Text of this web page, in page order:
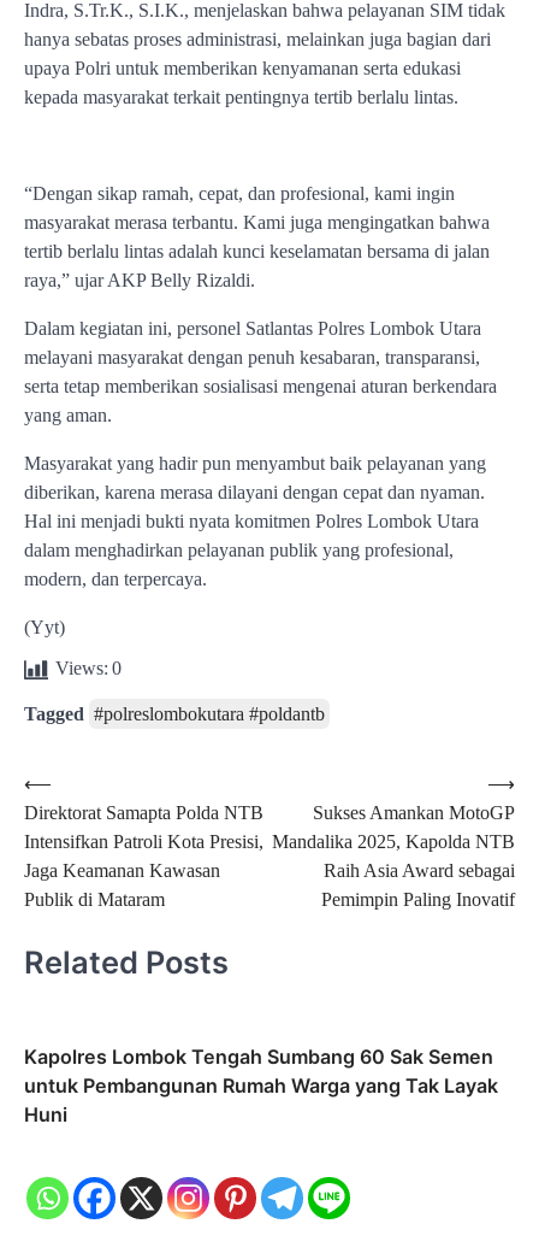
Indra, S.Tr.K., S.I.K., menjelaskan bahwa pelayanan SIM tidak
hanya sebatas proses administrasi, melainkan juga bagian dari
upaya Polri untuk memberikan kenyamanan serta edukasi
kepada masyarakat terkait pentingnya tertib berlalu lintas.
“Dengan sikap ramah, cepat, dan profesional, kami ingin
masyarakat merasa terbantu. Kami juga mengingatkan bahwa
tertib berlalu lintas adalah kunci keselamatan bersama di jalan
raya,” ujar AKP Belly Rizaldi.
Dalam kegiatan ini, personel Satlantas Polres Lombok Utara
melayani masyarakat dengan penuh kesabaran, transparansi,
serta tetap memberikan sosialisasi mengenai aturan berkendara
yang aman.
Masyarakat yang hadir pun menyambut baik pelayanan yang
diberikan, karena merasa dilayani dengan cepat dan nyaman.
Hal ini menjadi bukti nyata komitmen Polres Lombok Utara
dalam menghadirkan pelayanan publik yang profesional,
modern, dan terpercaya.
(Yyt)
Views: 0
Tagged #polreslombokutara #poldantb
Post
navigation
⟵
Direktorat Samapta Polda NTB
Intensifkan Patroli Kota Presisi,
Jaga Keamanan Kawasan
Publik di Mataram
Sukses Amankan MotoGP
Mandalika 2025, Kapolda NTB
Raih Asia Award sebagai
Pemimpin Paling Inovatif
⟶
Related Posts
Kapolres Lombok Tengah Sumbang 60 Sak Semen
untuk Pembangunan Rumah Warga yang Tak Layak
Huni